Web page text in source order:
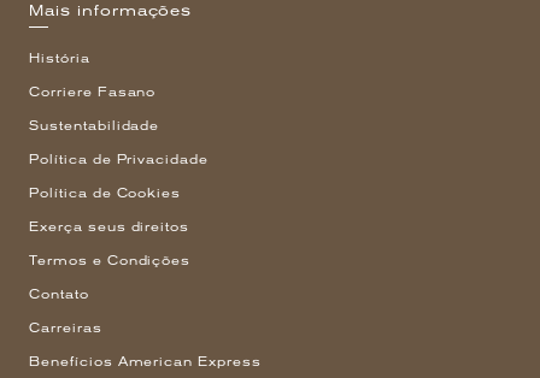
Mais informações
História
Corriere Fasano
Sustentabilidade
Política de Privacidade
Política de Cookies
Exerça seus direitos
Termos e Condições
Contato
Carreiras
Benefícios American Express